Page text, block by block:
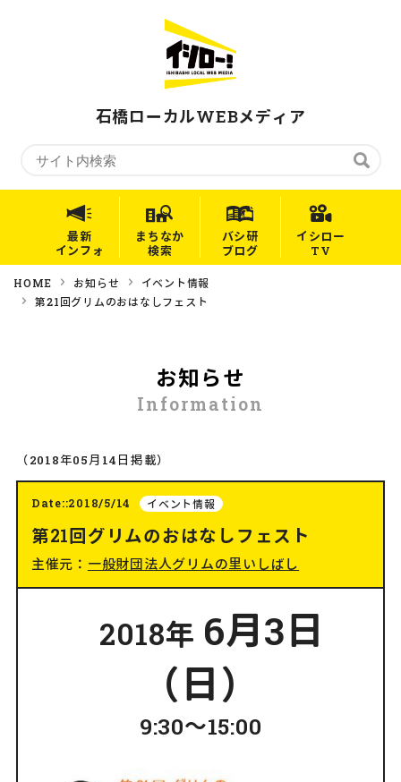
石橋ローカルWEBメディア
最新
インフォ
まちなか
検索
バシ研
ブログ
イシロー
TV
HOME お知らせ
イベント情報
第21回グリムのおはなしフェスト
お知らせ
Information
（2018年05月14日掲載）
Date::2018/5/14 イベント情報
第21回グリムのおはなしフェスト
主催元： 一般財団法人グリムの里いしばし
2018年 6月3日
（日）
9:30～15:00